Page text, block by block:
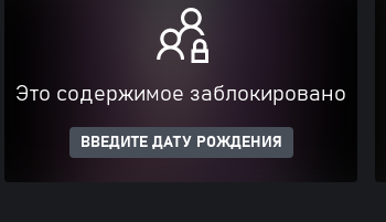
Это содержимое заблокировано
ВВЕДИТЕ ДАТУ РОЖДЕНИЯ